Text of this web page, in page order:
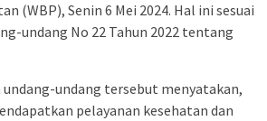
(WBP), Senin 6 Mei 2024. Hal ini sesuai
undang No 22 Tahun 2022 tentang
undang-undang tersebut menyatakan,
pelayanan kesehatan dan